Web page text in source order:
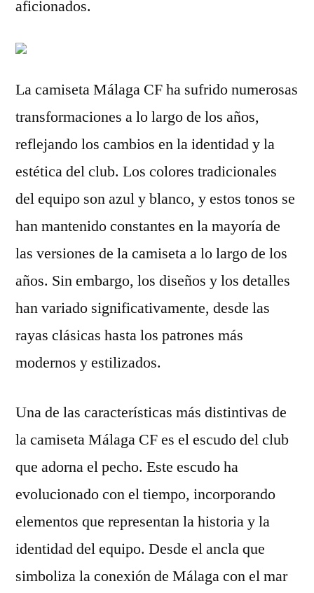
aficionados.
La camiseta Málaga CF ha sufrido numerosas
transformaciones a lo largo de los años,
reflejando los cambios en la identidad y la
estética del club. Los colores tradicionales
del equipo son azul y blanco, y estos tonos se
han mantenido constantes en la mayoría de
las versiones de la camiseta a lo largo de los
años. Sin embargo, los diseños y los detalles
han variado significativamente, desde las
rayas clásicas hasta los patrones más
modernos y estilizados.
Una de las características más distintivas de
la camiseta Málaga CF es el escudo del club
que adorna el pecho. Este escudo ha
evolucionado con el tiempo, incorporando
elementos que representan la historia y la
identidad del equipo. Desde el ancla que
simboliza la conexión de Málaga con el mar